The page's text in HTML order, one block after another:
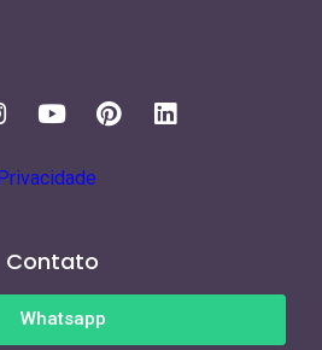
Contato
Whatsapp